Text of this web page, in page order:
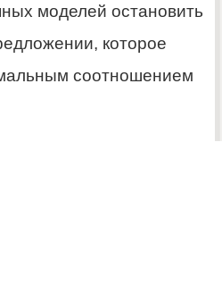
моделей остановить
которое
соотношением